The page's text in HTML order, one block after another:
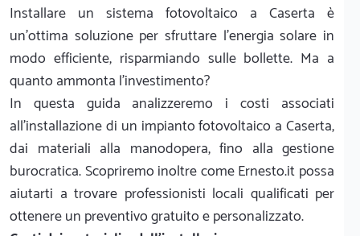
Installare un sistema fotovoltaico a Caserta è
un'ottima soluzione per sfruttare l'energia solare in
modo efficiente, risparmiando sulle bollette. Ma a
quanto ammonta l'investimento?
In questa guida analizzeremo i costi associati
all'installazione di un impianto fotovoltaico a Caserta,
dai materiali alla manodopera, fino alla gestione
burocratica. Scopriremo inoltre come Ernesto.it possa
aiutarti a trovare professionisti locali qualificati per
ottenere un preventivo gratuito e personalizzato.